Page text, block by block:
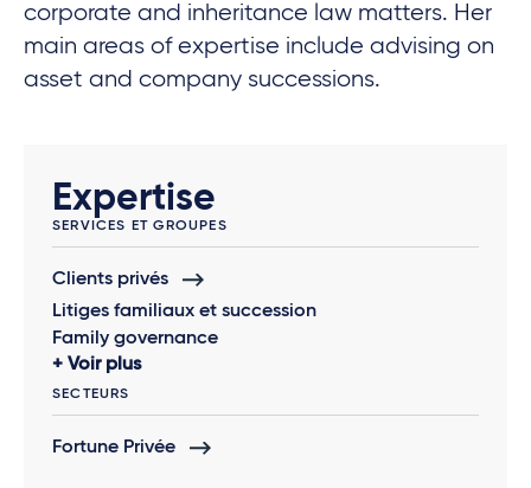
corporate and inheritance law matters. Her
main areas of expertise include advising on
asset and company successions.
Expertise
SERVICES ET GROUPES
Clients privés
Litiges familiaux et succession
Family governance
Voir plus
SECTEURS
Fortune Privée